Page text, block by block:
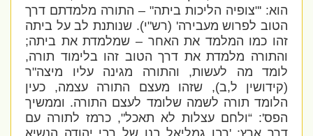
הוא: '"צופיה הליכות ביתה" – התורה מלמדתם דרך
הטוב לפרוש מעבירה' (רש"י). שנותנת לב על ביתה
זהו כמו המלמד את האחר – שמלמדת את ביתה;
והתורה מלמדת את דרך הטוב זהו בלימוד תורה,
לומד מה לעשות, והתורה מגינה עליו מיצה"ר
(קידושין ל,ב), שזהו מעצם התורה עצמה, כעין
הלומד תורה לשמה שלומד לעצם התורה. וממשיך
הפס': “ולחם עצלות לא תאכל", כרמז לתורה עם